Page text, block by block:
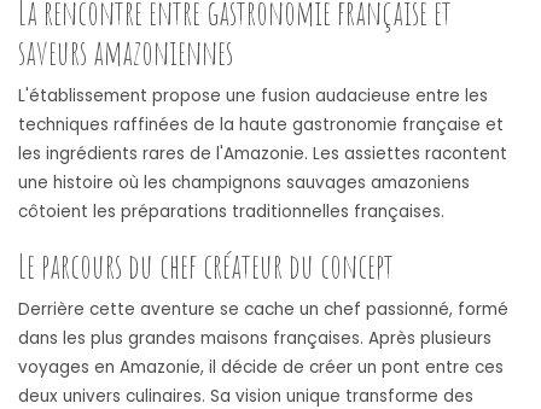
La rencontre entre gastronomie française et
saveurs amazoniennes
L'établissement propose une fusion audacieuse entre les
techniques raffinées de la haute gastronomie française et
les ingrédients rares de l'Amazonie. Les assiettes racontent
une histoire où les champignons sauvages amazoniens
côtoient les préparations traditionnelles françaises.
Le parcours du chef créateur du concept
Derrière cette aventure se cache un chef passionné, formé
dans les plus grandes maisons françaises. Après plusieurs
voyages en Amazonie, il décide de créer un pont entre ces
deux univers culinaires. Sa vision unique transforme des